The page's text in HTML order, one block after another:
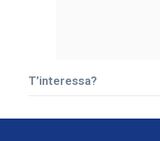
T’interessa?